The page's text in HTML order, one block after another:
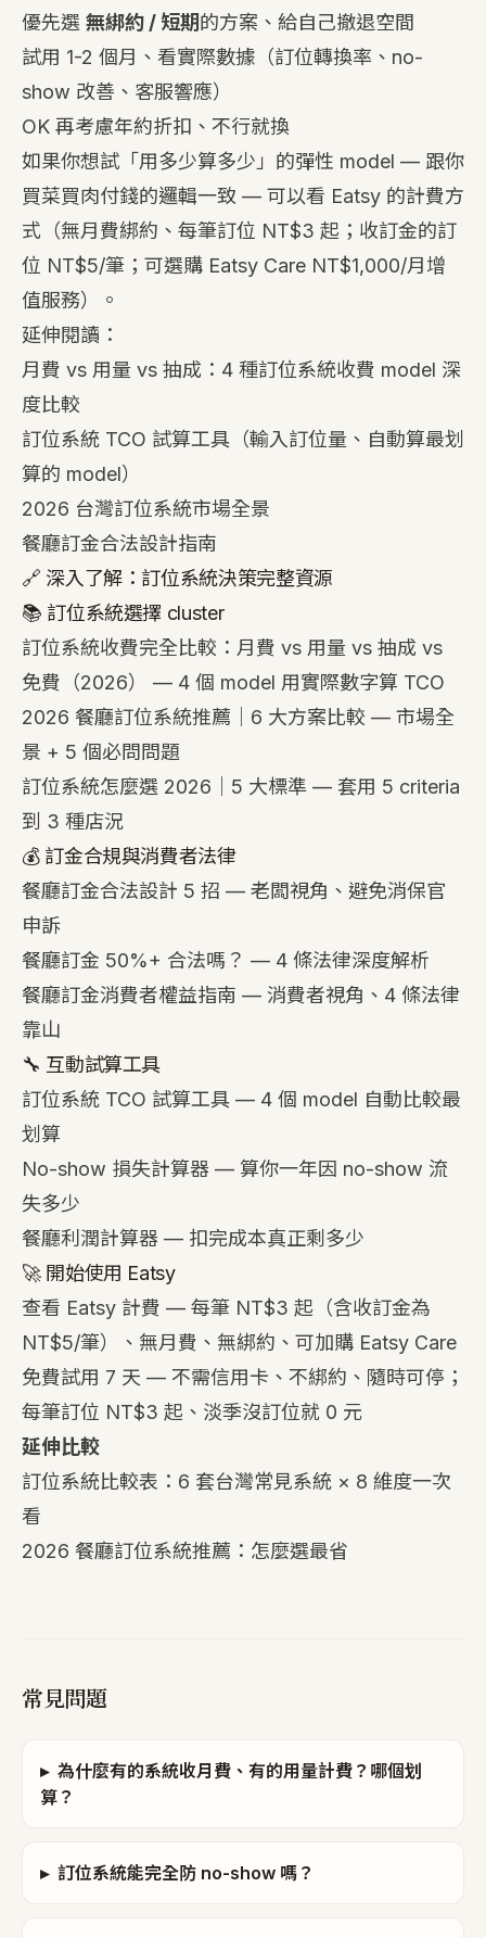
優先選 無綁約 / 短期的方案、給自己撤退空間
試用 1-2 個月、看實際數據（訂位轉換率、no-
show 改善、客服響應）
OK 再考慮年約折扣、不行就換
如果你想試「用多少算多少」的彈性 model — 跟你
買菜買肉付錢的邏輯一致 — 可以看 Eatsy 的計費方
式 （無月費綁約、每筆訂位 NT$3 起；收訂金的訂
位 NT$5/筆；可選購 Eatsy Care NT$1,000/月增
值服務）。
延伸閱讀：
月費 vs 用量 vs 抽成：4 種訂位系統收費 model 深
度比較
訂位系統 TCO 試算工具 （輸入訂位量、自動算最划
算的 model）
2026 台灣訂位系統市場全景
餐廳訂金合法設計指南
🔗 深入了解：訂位系統決策完整資源
📚 訂位系統選擇 cluster
訂位系統收費完全比較：月費 vs 用量 vs 抽成 vs
免費（2026）
— 4 個 model 用實際數字算 TCO
2026 餐廳訂位系統推薦｜6 大方案比較 — 市場全
景 + 5 個必問問題
訂位系統怎麼選 2026｜5 大標準 — 套用 5 criteria
到 3 種店況
💰 訂金合規與消費者法律
餐廳訂金合法設計 5 招 — 老闆視角、避免消保官
申訴
餐廳訂金 50%+ 合法嗎？ — 4 條法律深度解析
餐廳訂金消費者權益指南 — 消費者視角、4 條法律
靠山
🔧 互動試算工具
訂位系統 TCO 試算工具 — 4 個 model 自動比較最
划算
No-show 損失計算器 — 算你一年因 no-show 流
失多少
餐廳利潤計算器 — 扣完成本真正剩多少
🚀 開始使用 Eatsy
查看 Eatsy 計費 — 每筆 NT$3 起（含收訂金為
NT$5/筆）、無月費、無綁約、可加購 Eatsy Care
免費試用 7 天 — 不需信用卡、不綁約、隨時可停；
每筆訂位 NT$3 起、淡季沒訂位就 0 元
延伸比較
訂位系統比較表：6 套台灣常見系統 × 8 維度一次
看
2026 餐廳訂位系統推薦：怎麼選最省
常見問題
▸ 為什麼有的系統收月費、有的用量計費？哪個划
算？
▸ 訂位系統能完全防 no-show 嗎？